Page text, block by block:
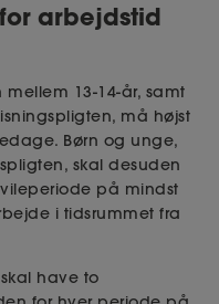
arbejdstid
13-14-år, samt
må højst
Børn og unge,
skal desuden
på mindst
i tidsrummet fra
have to